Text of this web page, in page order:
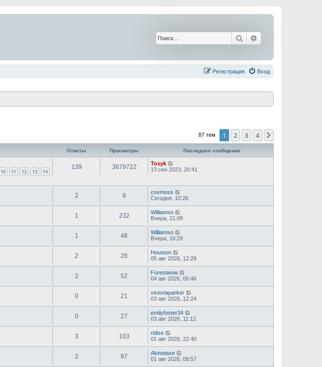
Поиск
Вход
Регистрация
87 тем 1 2 3 4
Ответы Просмотры Последнее сообщение
10 11 12 13 14
139 3679722
Tosyk
13 сен 2023, 20:41
2 6
cosmoss
Сегодня, 10:26
1 232
Williamso
Вчера, 21:08
1 48
Williamso
Вчера, 16:29
2 28
Houston
05 авг 2026, 12:29
2 52
Forestwow
04 авг 2026, 05:46
0 21
victoriaparker
03 авг 2026, 12:24
0 27
emilyfoster34
03 авг 2026, 11:12
3 103
ridise
01 авг 2026, 22:40
2 97
Akinotaxe
01 авг 2026, 08:57